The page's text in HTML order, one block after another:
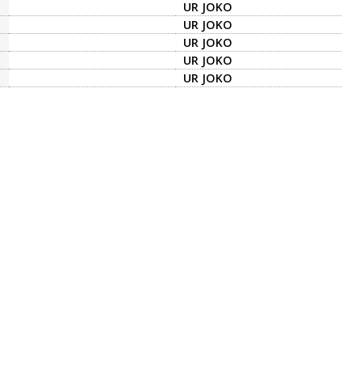
UR JOKO
UR JOKO
UR JOKO
UR JOKO
UR JOKO